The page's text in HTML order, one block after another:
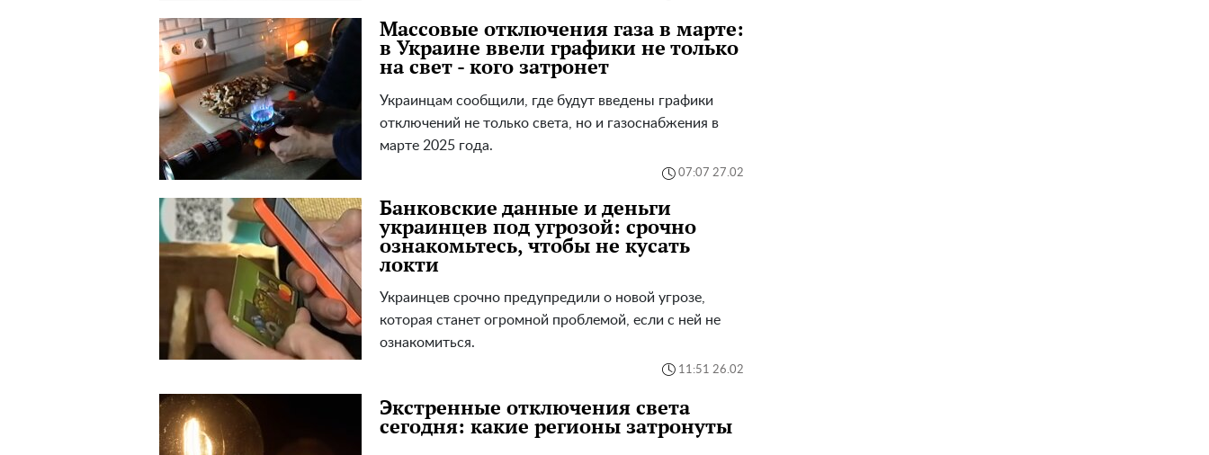
Массовые отключения газа в марте:
в Украине ввели графики не только
на свет - кого затронет
Украинцам сообщили, где будут введены графики
отключений не только света, но и газоснабжения в
марте 2025 года.
07:07 27.02
Банковские данные и деньги
украинцев под угрозой: срочно
ознакомьтесь, чтобы не кусать
локти
Украинцев срочно предупредили о новой угрозе,
которая станет огромной проблемой, если с ней не
ознакомиться.
11:51 26.02
Экстренные отключения света
сегодня: какие регионы затронуты